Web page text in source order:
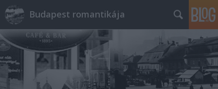
Budapest romantikája